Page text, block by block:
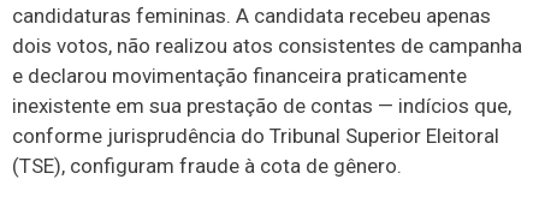
candidaturas femininas. A candidata recebeu apenas
dois votos, não realizou atos consistentes de campanha
e declarou movimentação financeira praticamente
inexistente em sua prestação de contas — indícios que,
conforme jurisprudência do Tribunal Superior Eleitoral
(TSE), configuram fraude à cota de gênero.